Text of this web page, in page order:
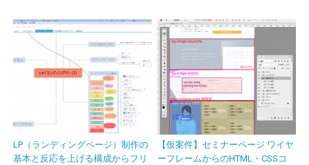
LP（ランディングページ）制作の
基本と反応を上げる構成からフリ
【仮案件】セミナーページ ワイヤ
ーフレームからのHTML・CSSコ